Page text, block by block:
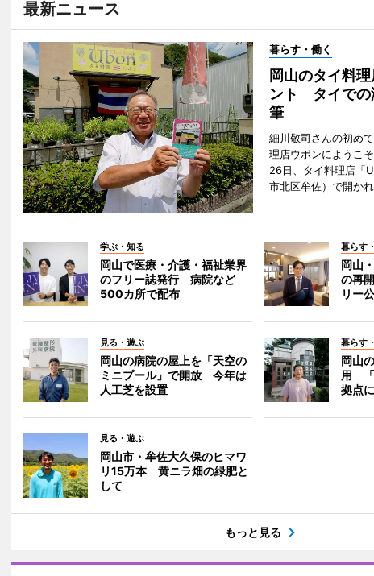
最新ニュース
暮らす・働く
岡山のタイ料
ント タイでの
筆
細川敬司さんの初め
理店ウボンにようこ
26日、タイ料理店「
市北区牟佐）で開かれ
学ぶ・知る
岡山で医療・介護・福祉業界
のフリー誌発行 病院など
500カ所で配布
暮らす
岡山
の再
リー
見る・遊ぶ
岡山の病院の屋上を「天空の
ミニプール」で開放 今年は
人工芝を設置
暮らす
岡山
用 「
拠点に
見る・遊ぶ
岡山市・牟佐大久保のヒマワ
リ15万本 黄ニラ畑の緑肥と
して
もっと見る